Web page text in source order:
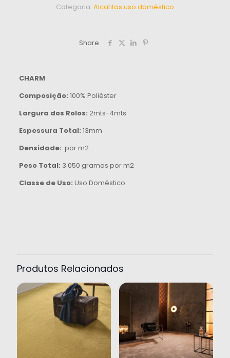
Categoria: Alcatifas uso doméstico
Share
CHARM
Composição: 100% Poliéster
Largura dos Rolos: 2mts-4mts
Espessura Total: 13mm
Densidade: por m2
Peso Total: 3.050 gramas por m2
Classe de Uso: Uso Doméstico
Produtos Relacionados